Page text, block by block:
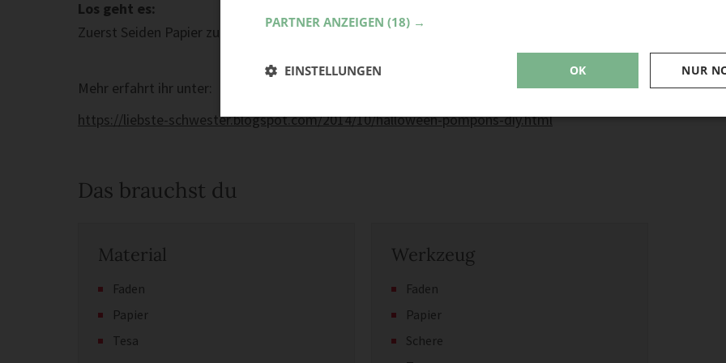
Los geht es:
Zuerst Seiden Papier zu schneiden.
Mehr erfahrt ihr unter:
https://liebste-schwester.blogspot.com/2014/10/halloween-pompons-diy.html
Das brauchst du
Material
Faden
Papier
Tesa
Werkzeug
Faden
Papier
Schere
PARTNER ANZEIGEN (18) →
OK NUR
EINSTELLUNGEN